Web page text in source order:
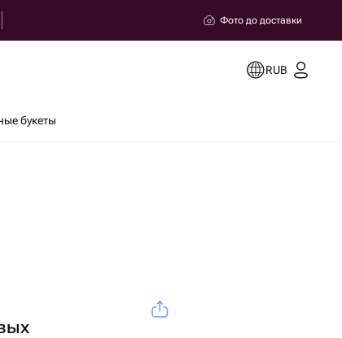
Фото до доставки
RUB
букеты